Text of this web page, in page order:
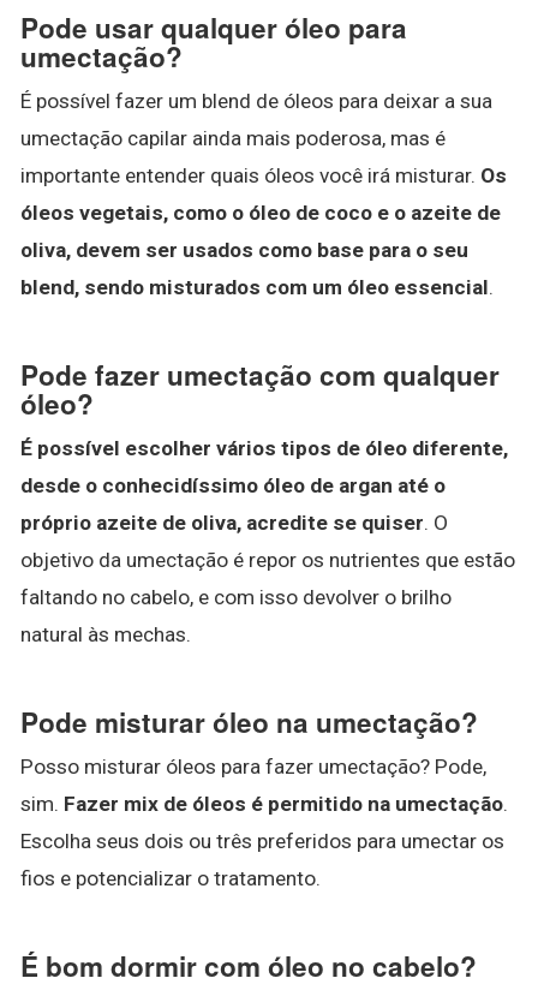
Pode usar qualquer óleo para
umectação?
É possível fazer um blend de óleos para deixar a sua
umectação capilar ainda mais poderosa, mas é
importante entender quais óleos você irá misturar. Os
óleos vegetais, como o óleo de coco e o azeite de
oliva, devem ser usados como base para o seu
blend, sendo misturados com um óleo essencial.
Pode fazer umectação com qualquer
óleo?
É possível escolher vários tipos de óleo diferente,
desde o conhecidíssimo óleo de argan até o
próprio azeite de oliva, acredite se quiser. O
objetivo da umectação é repor os nutrientes que estão
faltando no cabelo, e com isso devolver o brilho
natural às mechas.
Pode misturar óleo na umectação?
Posso misturar óleos para fazer umectação? Pode,
sim. Fazer mix de óleos é permitido na umectação.
Escolha seus dois ou três preferidos para umectar os
fios e potencializar o tratamento.
É bom dormir com óleo no cabelo?